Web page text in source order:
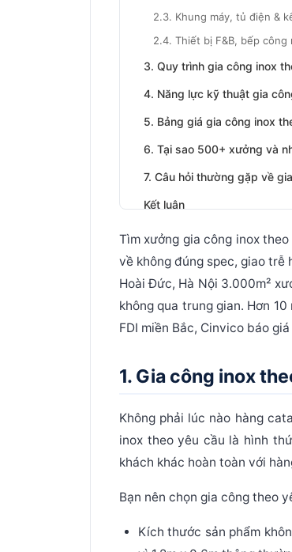
2.3. Khung máy, tủ điện &
2.4. Thiết bị F&B, bếp công
3. Quy trình gia công inox
4. Năng lực kỹ thuật gia
5. Bảng giá gia công inox
6. Tại sao 500+ xưởng và
7. Câu hỏi thường gặp về
Kết luận
Tìm xưởng gia công inox
về không đúng spec, giao trễ
Hoài Đức, Hà Nội 3.000m²
không qua trung gian. Hơn
FDI miền Bắc, Cinvico báo
1. Gia công inox
Không phải lúc nào hàng
inox theo yêu cầu là hình
khách khác hoàn toàn với
Bạn nên chọn gia công theo
Kích thước sản phẩm